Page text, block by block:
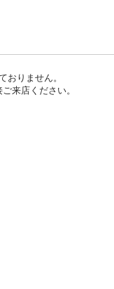
おりません。
来店ください。